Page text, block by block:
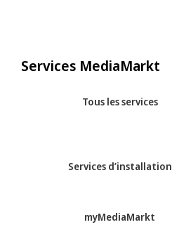
Services MediaMarkt
Tous les services
Services d’installation
myMediaMarkt